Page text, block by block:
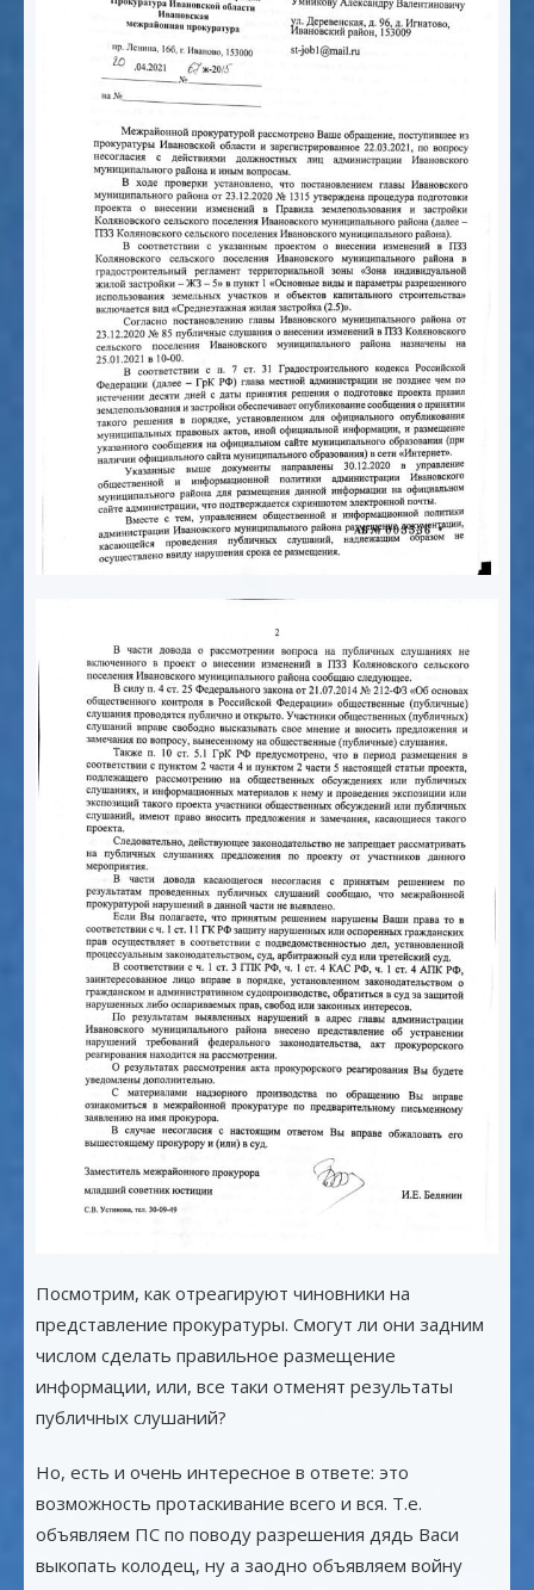
Посмотрим, как отреагируют чиновники на
представление прокуратуры. Смогут ли они задним
числом сделать правильное размещение
информации, или, все таки отменят результаты
публичных слушаний?
Но, есть и очень интересное в ответе: это
возможность протаскивание всего и вся. Т.е.
объявляем ПС по поводу разрешения дядь Васи
выкопать колодец, ну а заодно объявляем войну